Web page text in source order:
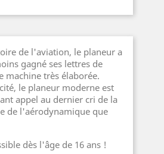
de l'aviation, le planeur a
gagné ses lettres de
machine très élaborée.
le planeur moderne est
appel au dernier cri de la
de l'aérodynamique que
dès l'âge de 16 ans !